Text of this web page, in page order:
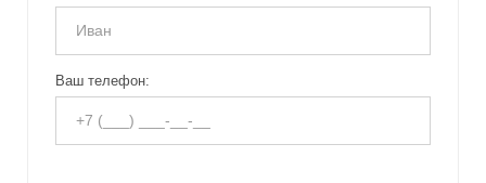
Ваш телефон: